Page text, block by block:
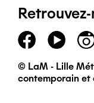
page
principal
© LaM - Lille
contemporain et